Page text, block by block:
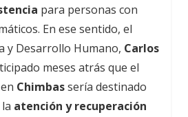
para personas con
En ese sentido, el
y Desarrollo Humano, Carlos
meses atrás que el
Chimbassería destinado
atención y recuperación